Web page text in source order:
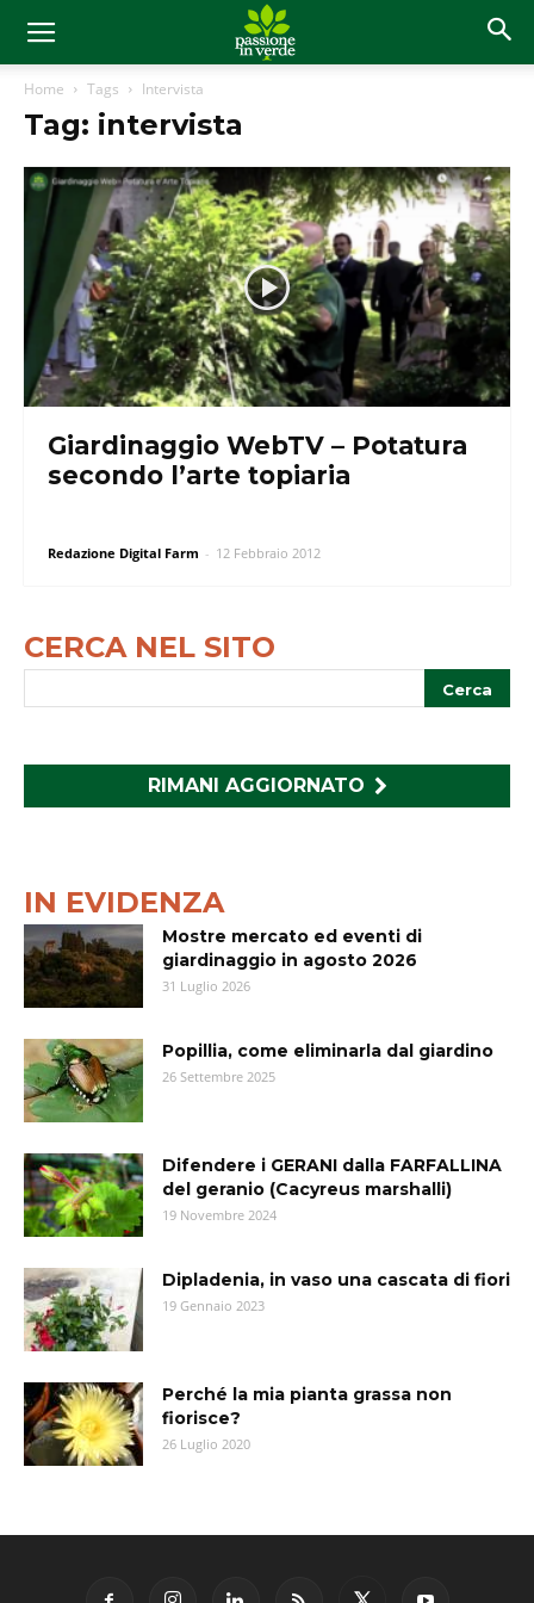
Home Tags Intervista
Tag: intervista
Giardinaggio WebTV – Potatura
secondo l’arte topiaria
Redazione Digital Farm - 12 Febbraio 2012
CERCA NEL SITO
RIMANI AGGIORNATO
IN EVIDENZA
Mostre mercato ed eventi di
giardinaggio in agosto 2026
31 Luglio 2026
Popillia, come eliminarla dal giardino
26 Settembre 2025
Difendere i GERANI dalla FARFALLINA
del geranio (Cacyreus marshalli)
19 Novembre 2024
Dipladenia, in vaso una cascata di fiori
19 Gennaio 2023
Perché la mia pianta grassa non
fiorisce?
26 Luglio 2020